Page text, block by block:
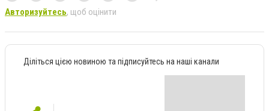
Авторизуйтесь, щоб оцінити
Діліться цією новиною та підписуйтесь на наші канали